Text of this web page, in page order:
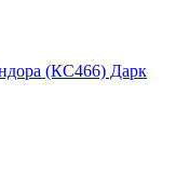
(КС466) Дарк